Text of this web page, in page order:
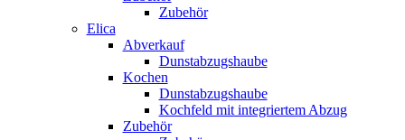
Zubehör
Elica
Abverkauf
Dunstabzugshaube
Kochen
Dunstabzugshaube
Kochfeld mit integriertem Abzug
Zubehör